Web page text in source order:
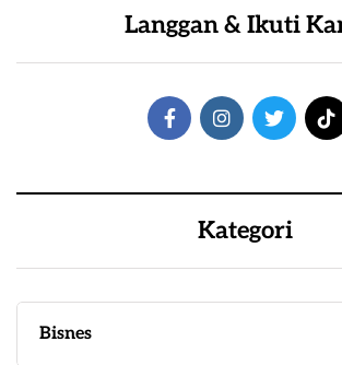
Langgan & Ikuti
Kategori
Bisnes